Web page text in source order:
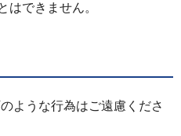
はできません。
ような行為はご遠慮くださ